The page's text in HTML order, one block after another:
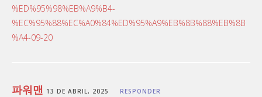
%ED%95%98%EB%A9%B4-
%EC%95%88%EC%A0%84%ED%95%A9%EB%8B%88%EB%8B
%A4-09-20
파워맨 13 DE ABRIL, 2025 RESPONDER